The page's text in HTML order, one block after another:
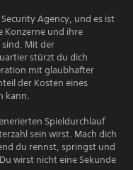
Agency, und es ist
Konzerne und ihre
sind. Mit der
stürzt du dich
mit glaubhafter
der Kosten eines
kann.
Spieldurchlauf
sein wirst. Mach dich
du rennst, springst und
wirst nicht eine Sekunde